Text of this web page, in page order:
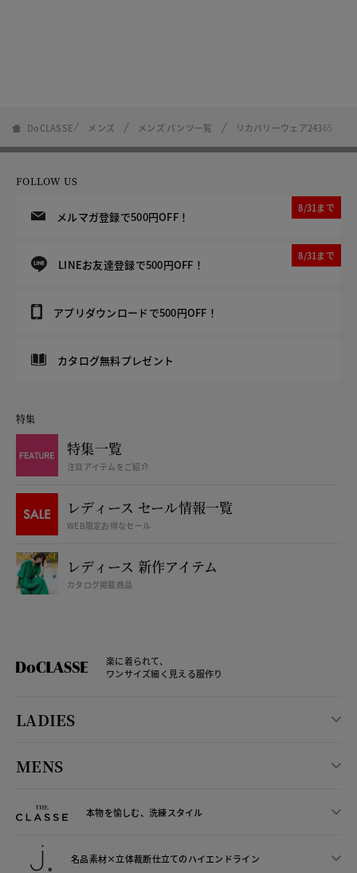
DoCLASSE メンズ メンズ パンツ一覧 リカバリーウェア24365・天
FOLLOW US
メルマガ登録で500円OFF！
8/31まで
LINEお友達登録で500円OFF！
8/31まで
アプリダウンロードで500円OFF！
カタログ無料プレゼント
特集
特集一覧
注目アイテムをご紹介
レディース セール情報一覧
WEB限定お得なセール
レディース 新作アイテム
カタログ掲載商品
楽に着られて、
ワンサイズ細く見える服作り
LADIES
MENS
本物を愉しむ、洗練スタイル
名品素材×立体裁断仕立てのハイエンドライン